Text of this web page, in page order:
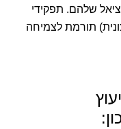
שלהם. תפקידי
תורמת לצמיחה